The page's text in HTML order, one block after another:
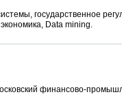
государственное
Data mining.
финансово-